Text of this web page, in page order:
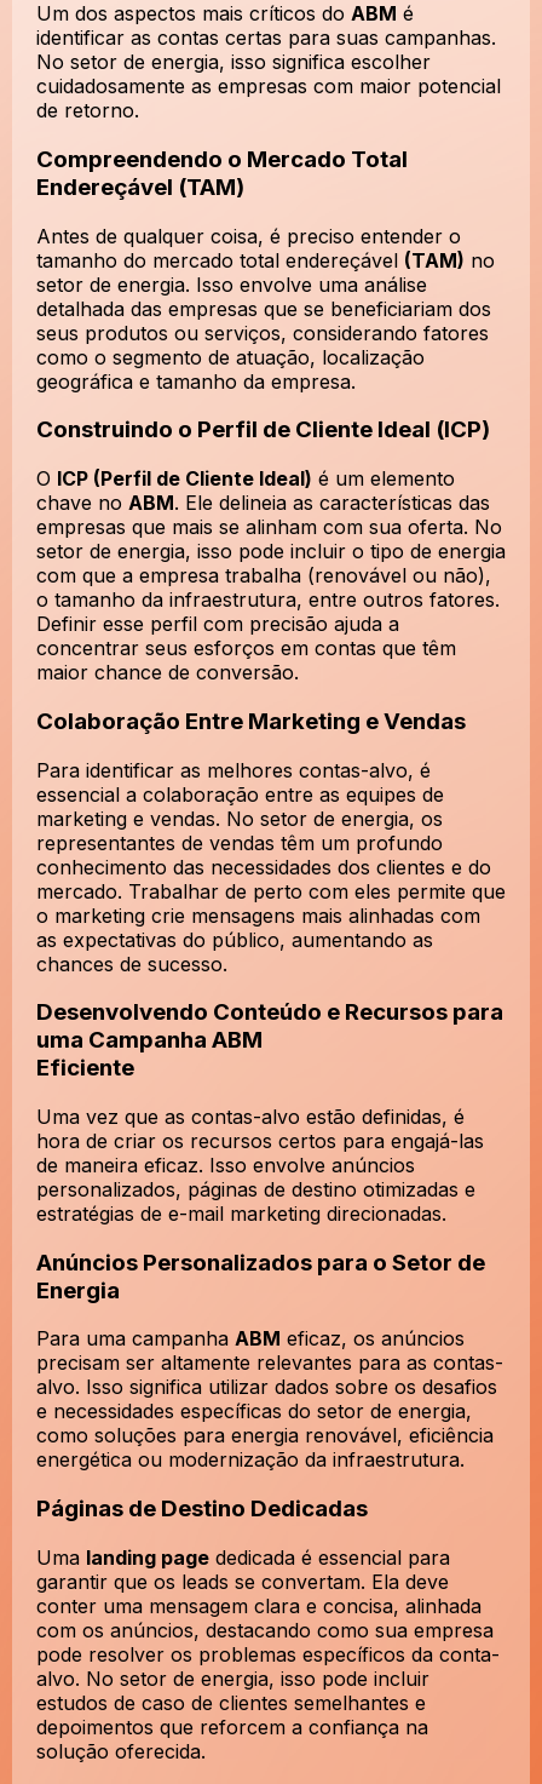
Um dos aspectos mais críticos do ABM é
identificar as contas certas para suas campanhas.
No setor de energia, isso significa escolher
cuidadosamente as empresas com maior potencial
de retorno.
Compreendendo o Mercado Total
Endereçável (TAM)
Antes de qualquer coisa, é preciso entender o
tamanho do mercado total endereçável (TAM) no
setor de energia. Isso envolve uma análise
detalhada das empresas que se beneficiariam dos
seus produtos ou serviços, considerando fatores
como o segmento de atuação, localização
geográfica e tamanho da empresa.
Construindo o Perfil de Cliente Ideal (ICP)
O ICP (Perfil de Cliente Ideal) é um elemento
chave no ABM. Ele delineia as características das
empresas que mais se alinham com sua oferta. No
setor de energia, isso pode incluir o tipo de energia
com que a empresa trabalha (renovável ou não),
o tamanho da infraestrutura, entre outros fatores.
Definir esse perfil com precisão ajuda a
concentrar seus esforços em contas que têm
maior chance de conversão.
Colaboração Entre Marketing e Vendas
Para identificar as melhores contas-alvo, é
essencial a colaboração entre as equipes de
marketing e vendas. No setor de energia, os
representantes de vendas têm um profundo
conhecimento das necessidades dos clientes e do
mercado. Trabalhar de perto com eles permite que
o marketing crie mensagens mais alinhadas com
as expectativas do público, aumentando as
chances de sucesso.
Desenvolvendo Conteúdo e Recursos para
uma Campanha ABM
Eficiente
Uma vez que as contas-alvo estão definidas, é
hora de criar os recursos certos para engajá-las
de maneira eficaz. Isso envolve anúncios
personalizados, páginas de destino otimizadas e
estratégias de e-mail marketing direcionadas.
Anúncios Personalizados para o Setor de
Energia
Para uma campanha ABM eficaz, os anúncios
precisam ser altamente relevantes para as contas-
alvo. Isso significa utilizar dados sobre os desafios
e necessidades específicas do setor de energia,
como soluções para energia renovável, eficiência
energética ou modernização da infraestrutura.
Páginas de Destino Dedicadas
Uma landing page dedicada é essencial para
garantir que os leads se convertam. Ela deve
conter uma mensagem clara e concisa, alinhada
com os anúncios, destacando como sua empresa
pode resolver os problemas específicos da conta-
alvo. No setor de energia, isso pode incluir
estudos de caso de clientes semelhantes e
depoimentos que reforcem a confiança na
solução oferecida.